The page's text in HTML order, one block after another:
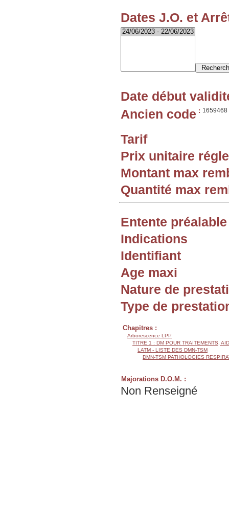
Dates J.O. et
Date début
Ancien code : 1659468
Tarif
Prix unitaire
Montant max
Quantité max
Entente préalable
Indications
Identifiant
Age maxi
Nature de
Type de
Chapitres :
Arborescence LPP
TITRE 1 : DM POUR TRAITEMENTS,
LATM - LISTE DES DMN-TSM
DMN-TSM PATHOLOGIES
Majorations D.O.M. :
Non Renseigné